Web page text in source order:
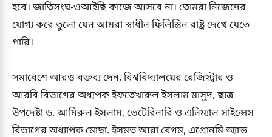
হবে। জাতিসংঘ-ওআইছি কাজে আসবে না। তোমরা নিজেদের
যোগ্য করে তুলো যেন আমরা স্বাধীন ফিলিস্তিন রাষ্ট্র দেখে যেতে
পারি।
সমাবেশে আরও বক্তব্য দেন, বিশ্ববিদ্যালয়ের রেজিস্ট্রার ও
আরবি বিভাগের অধ্যপক ইফতেখারুল ইসলাম মাসুদ, ছাত্র
উপদেষ্টা ড. আমিরুল ইসলাম, ভেটেরিনারি ও এনিম্যাল সাইন্সেস
বিভাগের অধ্যাপক মোছা. ইসমত আরা বেগম, এগ্রোনমি অ্যান্ড